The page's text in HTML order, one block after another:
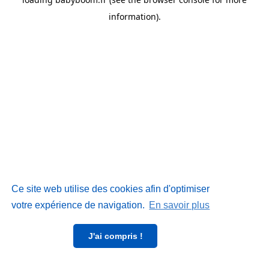
Ce site web utilise des cookies afin d'optimiser
votre expérience de navigation. En savoir plus
J'ai compris !
information).